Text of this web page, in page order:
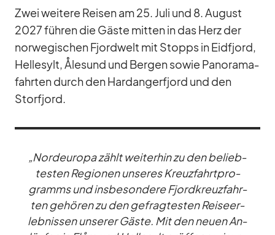
Zwei wei­tere Rei­sen am 25. Juli und 8. Au­gust
2027 füh­ren die Gäste mit­ten in das Herz der
nor­we­gi­schen Fjord­welt mit Stopps in Eid­fjord,
Hel­le­sylt, Åle­sund und Ber­gen so­wie Pan­ora­ma­
fahr­ten durch den Hardang­erfjord und den
Storfjord.
„Nord­eu­ropa zählt wei­ter­hin zu den be­lieb­
tes­ten Re­gio­nen un­se­res Kreuz­fahrt­pro­
gramms und ins­be­son­dere Fjord­kreuz­fahr­
ten ge­hö­ren zu den ge­frag­tes­ten Rei­se­er­
leb­nis­sen un­se­rer Gäste. Mit den neuen An­